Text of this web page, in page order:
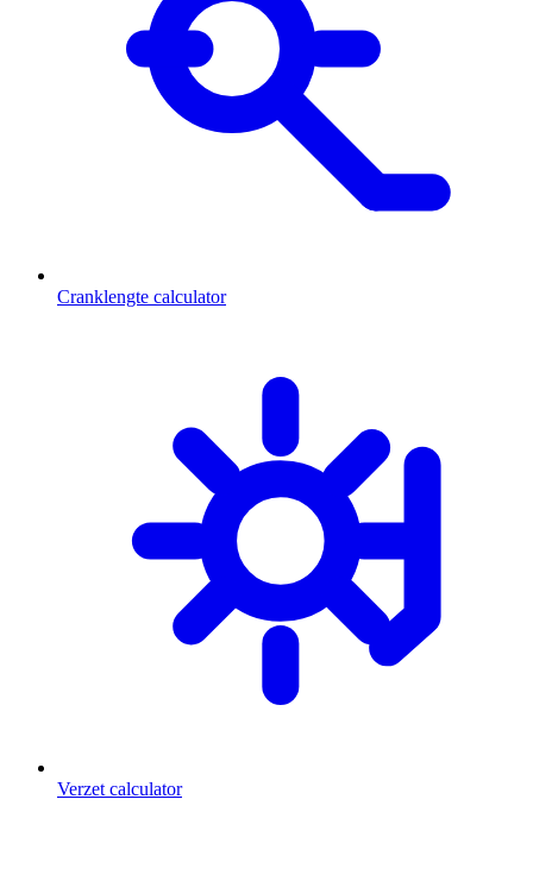
Cranklengte calculator
Verzet calculator